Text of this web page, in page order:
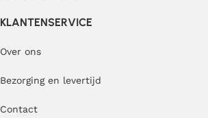
KLANTENSERVICE
Over ons
Bezorging en levertijd
Contact